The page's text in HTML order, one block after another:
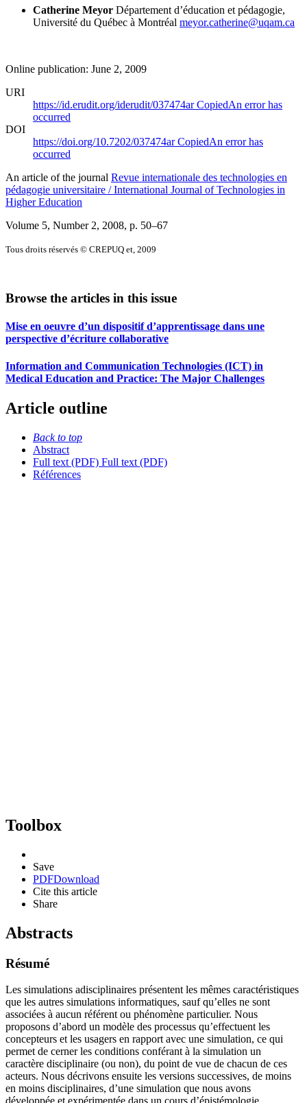
Catherine Meyor Département d’éducation et pédagogie,
Université du Québec à Montréal meyor.catherine@uqam.ca
Online publication: June 2, 2009
URI
https://id.erudit.org/iderudit/037474arCopiedAn error has
occurred
DOI
https://doi.org/10.7202/037474arCopiedAn error has
occurred
An article of the journal Revue internationale des technologies en
pédagogie universitaire / International Journal of Technologies in
Higher Education
Volume 5, Number 2, 2008, p. 50–67
Tous droits réservés © CREPUQ et, 2009
Browse the articles in this issue
Mise en oeuvre d’un dispositif d’apprentissage dans une
perspective d’écriture collaborative
Information and Communication Technologies (ICT) in
Medical Education and Practice: The Major Challenges
Article outline
Back to top
Abstract
Full text (PDF) Full text (PDF)
Références
Toolbox
Save
PDFDownload
Cite this article
Share
Abstracts
Résumé
Les simulations adisciplinaires présentent les mêmes caractéristiques
que les autres simulations informatiques, sauf qu’elles ne sont
associées à aucun référent ou phénomène particulier. Nous
proposons d’abord un modèle des processus qu’effectuent les
concepteurs et les usagers en rapport avec une simulation, ce qui
permet de cerner les conditions conférant à la simulation un
caractère disciplinaire (ou non), du point de vue de chacun de ces
acteurs. Nous décrivons ensuite les versions successives, de moins
en moins disciplinaires, d’une simulation que nous avons